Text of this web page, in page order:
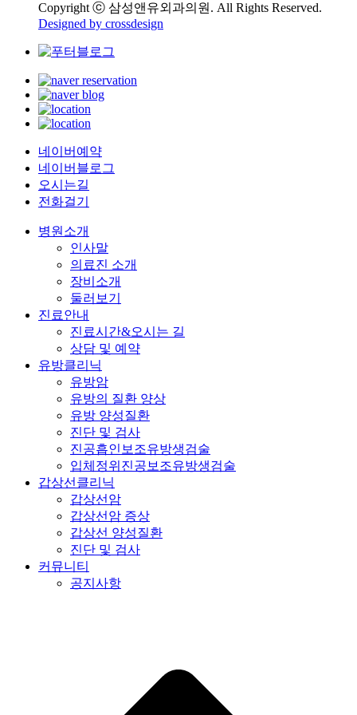
Copyright ⓒ 삼성앤유외과의원. All Rights Reserved.
Designed by crossdesign
네이버예약
네이버블로그
오시는길
전화걸기
병원소개
인사말
의료진 소개
장비소개
둘러보기
진료안내
진료시간&오시는 길
상담 및 예약
유방클리닉
유방암
유방의 질환 양상
유방 양성질환
진단 및 검사
진공흡인보조유방생검술
입체정위진공보조유방생검술
갑상선클리닉
갑상선암
갑상선암 증상
갑상선 양성질환
진단 및 검사
커뮤니티
공지사항